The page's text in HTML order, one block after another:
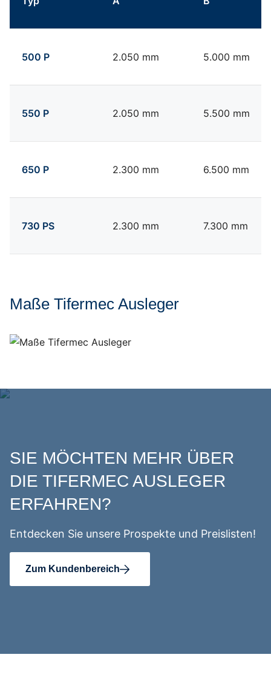
500 P 2.050 mm 5.000 mm
550 P 2.050 mm 5.500 mm
650 P 2.300 mm 6.500 mm
730 PS 2.300 mm 7.300 mm
Maße Tifermec Ausleger
SIE MÖCHTEN MEHR ÜBER
DIE TIFERMEC AUSLEGER
ERFAHREN?
Entdecken Sie unsere Prospekte und Preislisten!
Zum Kundenbereich